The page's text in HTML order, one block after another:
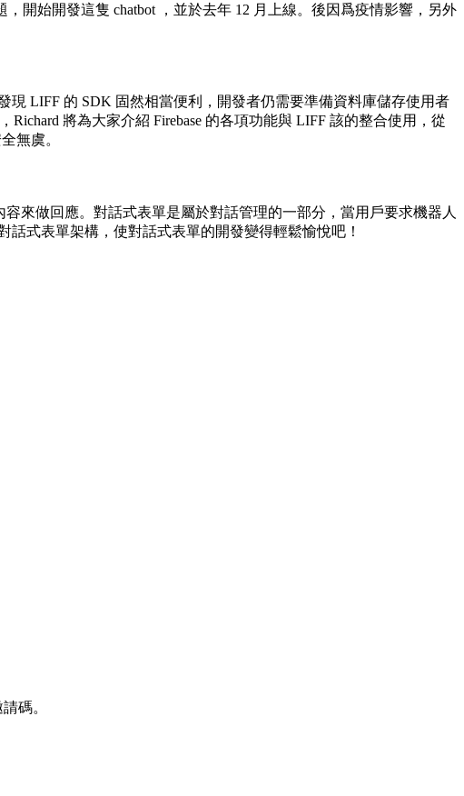
開始開發這隻 chatbot ，並於去年 12 月上線。後因爲疫情影響，另外
LIFF 的 SDK 固然相當便利，開發者仍需要準備資料庫儲存使用者
將為大家介紹 Firebase 的各項功能與 LIFF 該的整合使用，從
無虞。
來做回應。對話式表單是屬於對話管理的一部分，當用戶要求機器人
式表單架構，使對話式表單的開發變得輕鬆愉悅吧！
碼。